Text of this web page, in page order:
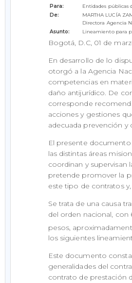
Para:
Entidades públicas
De:
MARTHA LUCÍA
Directora Agencia
Asunto:
Lineamiento para
Bogotá, D.C, 01 de
En desarrollo de lo
otorgó a la Agencia
competencias en
daño antijurídico. De
corresponde
acciones y gestiones
adecuada prevención y
El presente
las distintas áreas
coordinan y supervisan
pretende promover la
este tipo de contratos
Se trata de una causa
del orden nacional,
pesos,
los siguientes
Este documento
generalidades del
contrato de prestación